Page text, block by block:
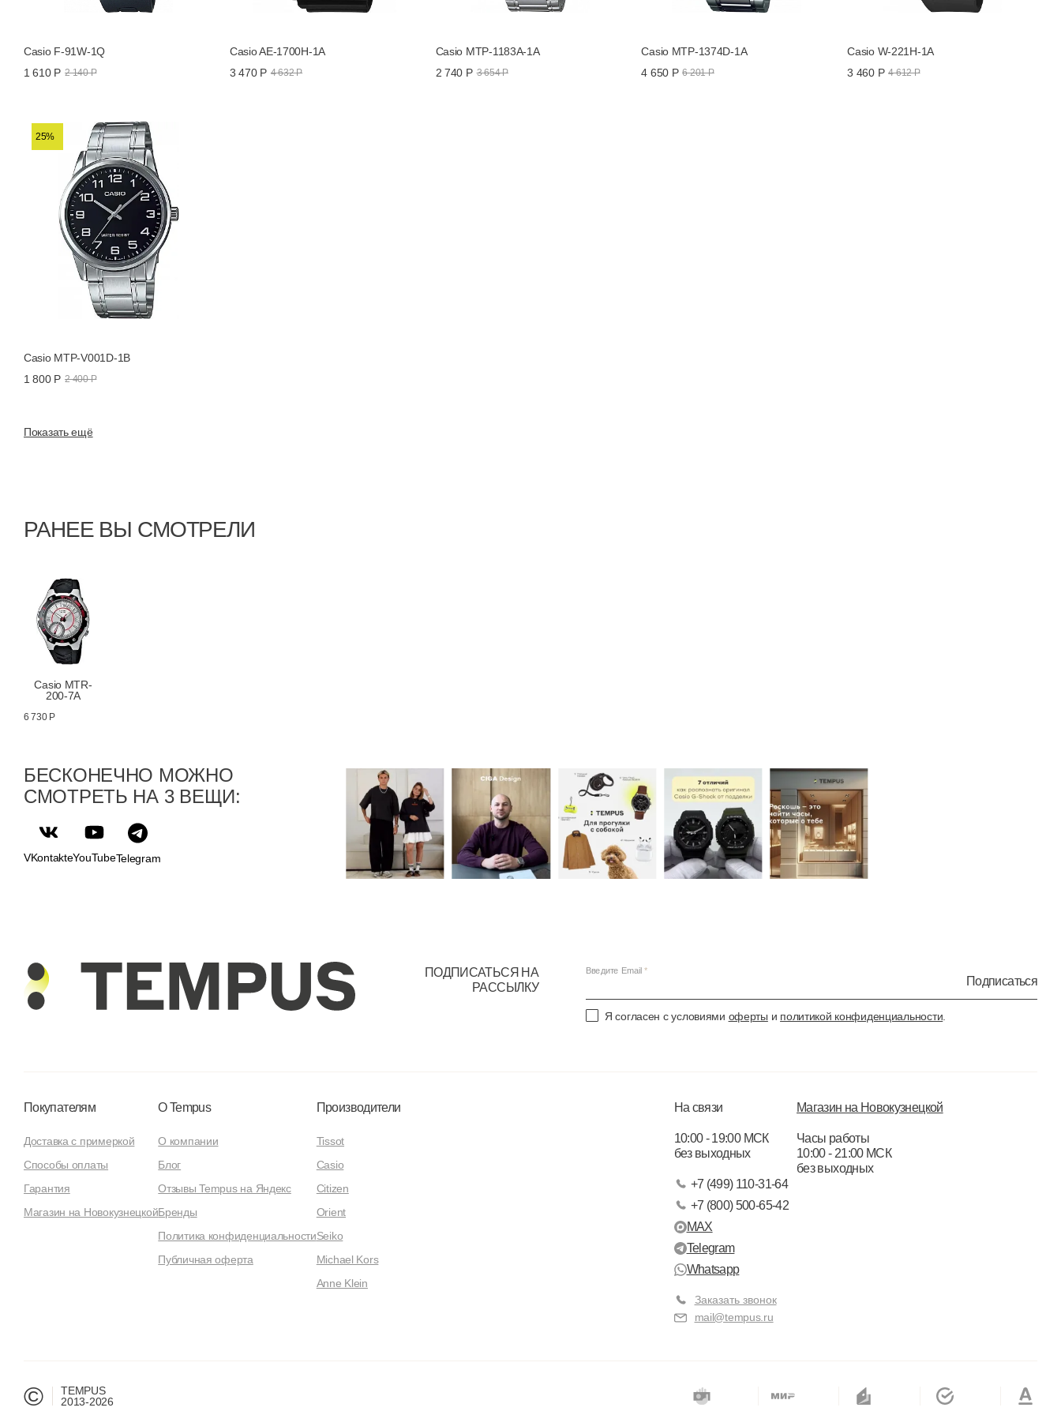
Casio F-91W-1Q
1 610 Р 2 140 Р
Casio AE-1700H-1A
3 470 Р 4 632 Р
Casio MTP-1183A-1A
2 740 Р 3 654 Р
Casio MTP-1374D-1A
4 650 Р 6 201 Р
Casio W-221H-1A
3 460 Р 4 612 Р
25%
Casio MTP-V001D-1B
1 800 Р 2 400 Р
Показать ещё
РАНЕЕ ВЫ СМОТРЕЛИ
Casio MTR-
200-7A
6 730 Р
БЕСКОНЕЧНО МОЖНО
СМОТРЕТЬ НА 3 ВЕЩИ:
VKontakteYouTubeTelegram
ПОДПИСАТЬСЯ НА
РАССЫЛКУ
Введите Email
Подписаться
Я согласен с условиями оферты и политикой конфиденциальности
Покупателям
Доставка с примеркой
Способы оплаты
Гарантия
Магазин на Новокузнецкой
О Tempus
О компании
Блог
Отзывы Tempus на Яндекс
Бренды
Политика конфиденциальности
Публичная оферта
Производители
Tissot
Casio
Citizen
Orient
Seiko
Michael Kors
Anne Klein
На связи
10:00 - 19:00 МСК
без выходных
+7 (499) 110-31-64
+7 (800) 500-65-42
MAX
Telegram
Whatsapp
Заказать звонок
mail@tempus.ru
Магазин на Новокузнецкой
Часы работы
10:00 - 21:00 МСК
без выходных
©
TEMPUS
2013-2026